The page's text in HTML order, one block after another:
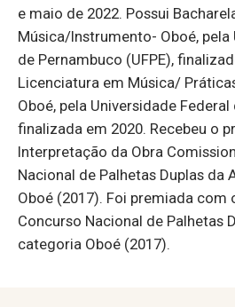
e maio de 2022. Possui
Música/Instrumento- Oboé, pela
de Pernambuco (UFPE),
Licenciatura em Música/
Oboé, pela Universidade Federal
finalizada em 2020. Recebeu o
Interpretação da Obra
Nacional de Palhetas Duplas da
Oboé (2017). Foi premiada com
Concurso Nacional de Palhetas
categoria Oboé (2017).